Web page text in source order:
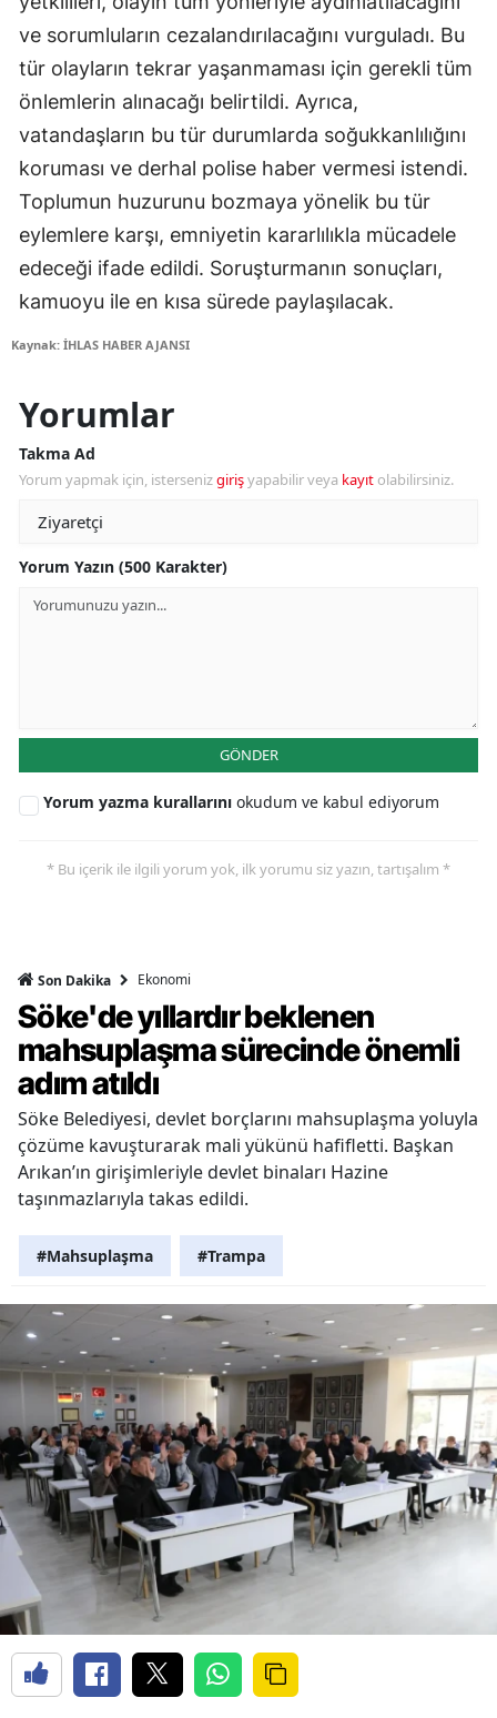
ve sorumluların cezalandırılacağını vurguladı. Bu
tür olayların tekrar yaşanmaması için gerekli tüm
önlemlerin alınacağı belirtildi. Ayrıca,
vatandaşların bu tür durumlarda soğukkanlılığını
koruması ve derhal polise haber vermesi istendi.
Toplumun huzurunu bozmaya yönelik bu tür
eylemlere karşı, emniyetin kararlılıkla mücadele
edeceği ifade edildi. Soruşturmanın sonuçları,
kamuoyu ile en kısa sürede paylaşılacak.
Kaynak: İHLAS HABER AJANSI
Yorumlar
Takma Ad
Yorum yapmak için, istersenizgirişyapabilir veya kayıt olabilirsiniz.
Yorum Yazın (500 Karakter)
GÖNDER
Yorum yazma kurallarını okudum ve kabul ediyorum
* Bu içerik ile ilgili yorum yok, ilk yorumu siz yazın, tartışalım *
Son Dakika Ekonomi
Söke'de yıllardır beklenen
mahsuplaşma sürecinde önemli
adım atıldı
Söke Belediyesi, devlet borçlarını mahsuplaşma yoluyla
çözüme kavuşturarak mali yükünü hafifletti. Başkan
Arıkan’ın girişimleriyle devlet binaları Hazine
taşınmazlarıyla takas edildi.
#Mahsuplaşma #Trampa